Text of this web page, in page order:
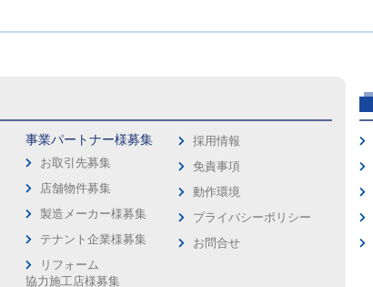
事業パートナー様募集
お取引先募集
店舗物件募集
製造メーカー様募集
テナント企業様募集
リフォーム
協力施工店様募集
採用情報
免責事項
動作環境
プライバシーポリシー
お問合せ